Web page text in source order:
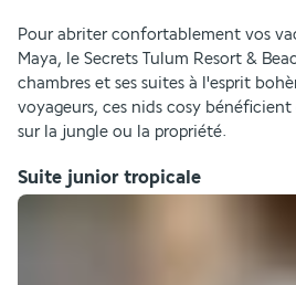
Pour abriter confortablement vos
Maya, le Secrets Tulum Resort &
chambres et ses suites à l'esprit
voyageurs, ces nids cosy
sur la jungle ou la propriété.
Suite junior tropicale